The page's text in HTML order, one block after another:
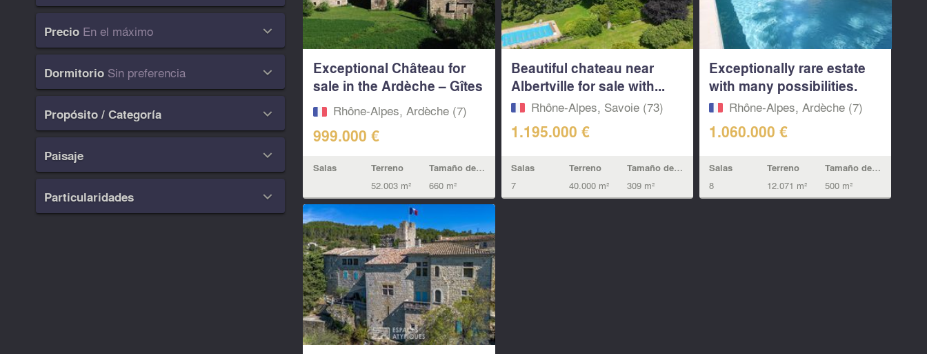
Precio En el máximo 
Dormitorio Sin preferencia 
Propósito / Categoría 
Paisaje 
Particularidades 
Exceptional Château for
sale in the Ardèche – Gîtes
–... Rhône-Alpes, Ardèche (7)
999.000 €
Salas Terreno
52.003 m²
Tamaño de la vivienda
660 m²
Beautiful chateau near
Albertville for sale with...
Rhône-Alpes, Savoie (73)
1.195.000 €
Salas
7
Terreno
40.000 m²
Tamaño de la vivienda
309 m²
Exceptionally rare estate
with many possibilities.
Rhône-Alpes, Ardèche (7)
1.060.000 €
Salas
8
Terreno
12.071 m²
Tamaño de la vivienda
500 m²